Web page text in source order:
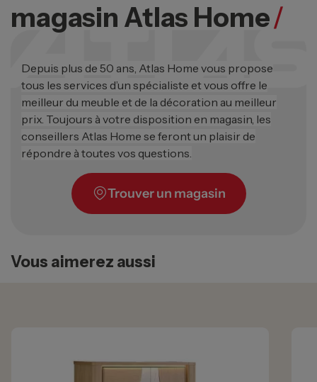
magasin Atlas Home/
Depuis plus de 50 ans, Atlas Home vous propose
tous les services d’un spécialiste et vous offre le
meilleur du meuble et de la décoration au meilleur
prix. Toujours à votre disposition en magasin, les
conseillers Atlas Home se feront un plaisir de
répondre à toutes vos questions.
Trouver un magasin
Vous aimerez aussi